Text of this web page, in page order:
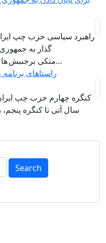
راهبرد سياسی حزب چپ
گذار به
متکی برجنبش های اجتماعی، نهادهای مدنی و خیزش‌…
راستاهای
کنگره چهارم حزب چپ
سال آتی تا کنگره